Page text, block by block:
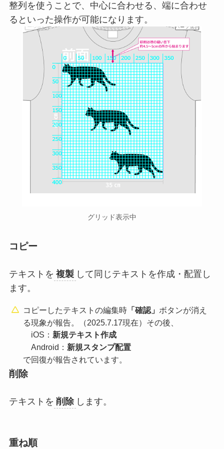
整列を使うことで、中心に合わせる、端に合わせ
るといった操作が可能になります。
グリッド表示中
コピー
テキストを 複製 して同じテキストを作成・配置し
ます。
コピーしたテキストの編集時 「確認」 ボタンが消え
る現象が報告。（2025.7.17現在）その後、
iOS： 新規テキスト作成
Android： 新規スタンプ配置
で回復が報告されています。
削除
テキストを 削除 します。
重ね順